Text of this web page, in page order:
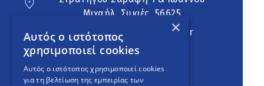
Μιχαήλ, Συκιές, 56625
neapoli.sykies@ddt.gov.gr
Ακολουθήστε
×
Αυτός ο ιστότοπος
χρησιμοποιεί cookies
Αυτός ο ιστότοπος χρησιμοποιεί cookies
για τη βελτίωση της εμπειρίας των